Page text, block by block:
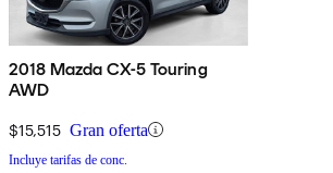
2018 Mazda CX-5 Touring
AWD
$15,515 Gran oferta
Incluye tarifas de conc.